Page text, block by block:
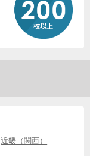
近畿（関西）